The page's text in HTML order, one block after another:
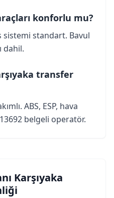
konforlu mu?
sistemi standart. Bavul
dahil.
transfer
ABS, ESP, hava
belgeli operatör.
Karşıyaka